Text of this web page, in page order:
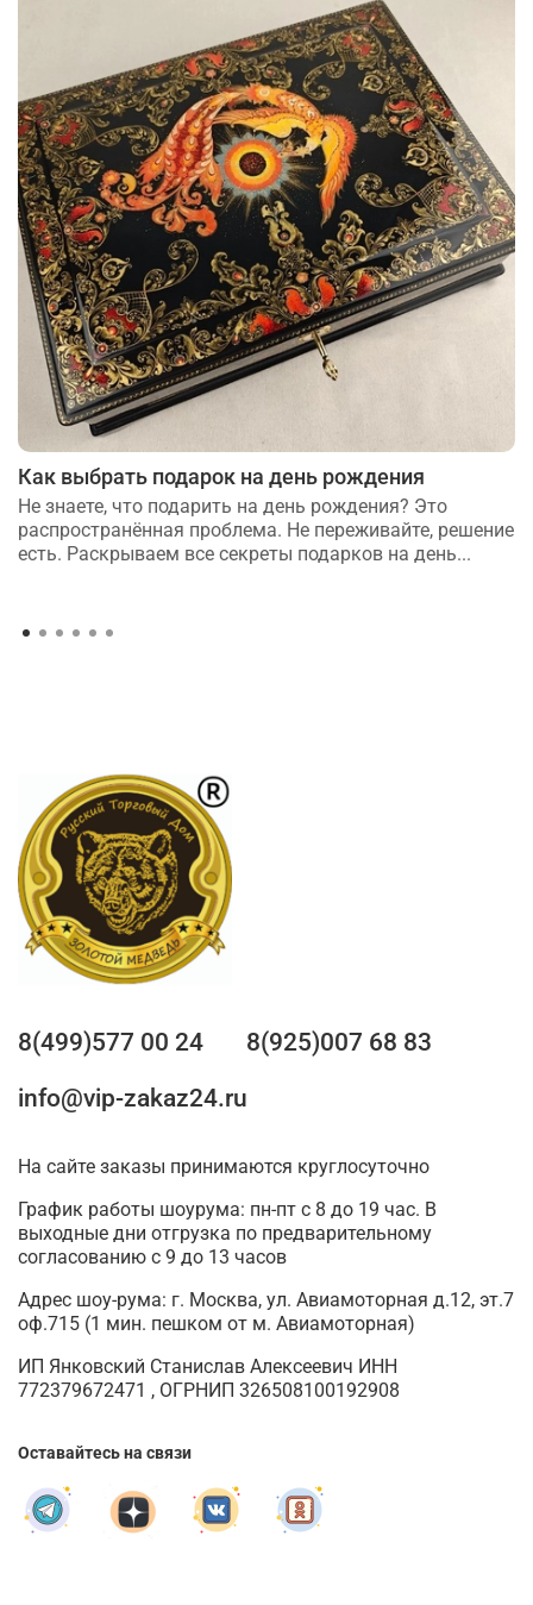
Как выбрать подарок на день рождения
Не знаете, что подарить на день рождения? Это
распространённая проблема. Не переживайте, решение
есть. Раскрываем все секреты подарков на день...
8(499)577 00 24
8(925)007 68 83
info@vip-zakaz24.ru
На сайте заказы принимаются круглосуточно
График работы шоурума: пн-пт с 8 до 19 час. В
выходные дни отгрузка по предварительному
согласованию с 9 до 13 часов
Адрес шоу-рума: г. Москва, ул. Авиамоторная д.12, эт.7
оф.715 (1 мин. пешком от м. Авиамоторная)
ИП Янковский Станислав Алексеевич ИНН
772379672471 , ОГРНИП 326508100192908
Оставайтесь на связи